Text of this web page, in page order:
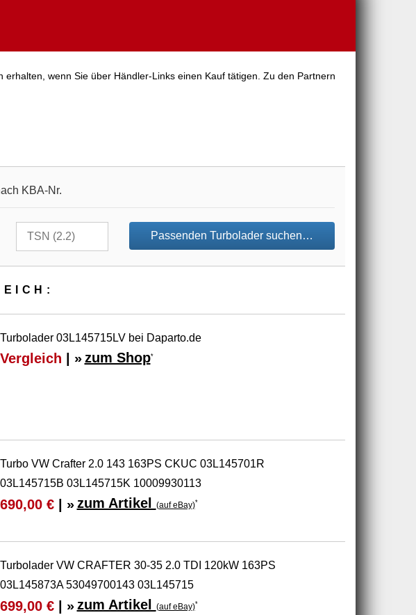
wenn Sie über Händler-Links einen Kauf tätigen. Zu den Partnern
KBA-Nr.
Passenden Turbolader suchen…
Turbolader 03L145715LV bei Daparto.de
Vergleich | » zum Shop*
Turbo VW Crafter 2.0 143 163PS CKUC 03L145701R
03L145715B 03L145715K 10009930113
690,00 €| » zum Artikel (auf eBay)*
Turbolader VW CRAFTER 30-35 2.0 TDI 120kW 163PS
03L145873A 53049700143 03L145715
699,00 €| » zum Artikel (auf eBay)*